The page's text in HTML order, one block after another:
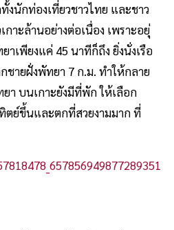
นักท่องเที่ยวชาวไทย และชาว
กาะล้านอย่างต่อเนื่อง เพราะอยุ่
เพียงแค่ 45 นาทีก็ถึง ยิ่งนั่งเรือ
ชายฝั่งพัทยา 7 ก.ม. ทำให้กลาย
า บนเกาะยังมีที่พัก ให้เลือก
ตย์ขึ้นและตกที่สวยงามมาก ที่